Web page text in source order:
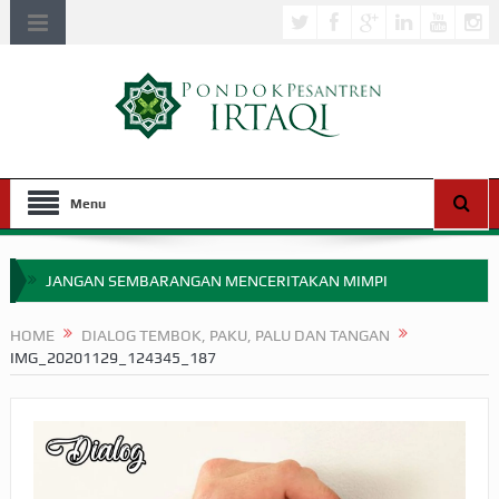
Menu
JANGAN SEMBARANGAN MENCERITAKAN MIMPI
MIMPI YANG DIABAIKAN MENJELANG PERANG BADAR
SEBELUM TIBA SAAT WAJIB?
HAKIKAT NIKMAT DI DUNIA!
HOME
DIALOG TEMBOK, PAKU, PALU DAN TANGAN
IMG_20201129_124345_187